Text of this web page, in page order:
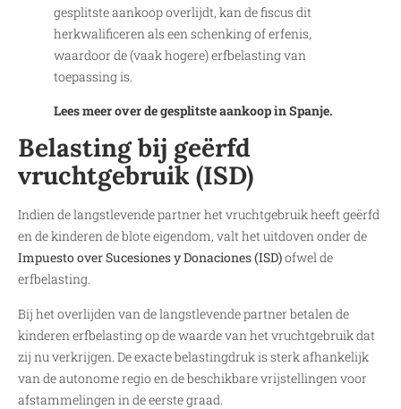
gesplitste aankoop overlijdt, kan de fiscus dit
herkwalificeren als een schenking of erfenis,
waardoor de (vaak hogere) erfbelasting van
toepassing is.
Lees meer over de gesplitste aankoop in Spanje.
Belasting bij geërfd
vruchtgebruik (ISD)
Indien de langstlevende partner het vruchtgebruik heeft geërfd
en de kinderen de blote eigendom, valt het uitdoven onder de
Impuesto over Sucesiones y Donaciones (ISD)ofwel de
erfbelasting.
Bij het overlijden van de langstlevende partner betalen de
kinderen erfbelasting op de waarde van het vruchtgebruik dat
zij nu verkrijgen. De exacte belastingdruk is sterk afhankelijk
van de autonome regio en de beschikbare vrijstellingen voor
afstammelingen in de eerste graad.